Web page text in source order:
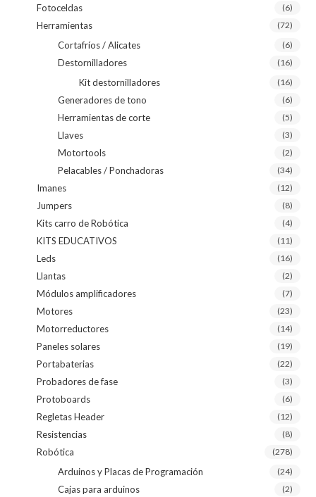
Fotoceldas (6)
Herramientas (72)
Cortafríos / Alicates (6)
Destornilladores (16)
Kit destornilladores (16)
Generadores de tono (6)
Herramientas de corte (5)
Llaves (3)
Motortools (2)
Pelacables / Ponchadoras (34)
Imanes (12)
Jumpers (8)
Kits carro de Robótica (4)
KITS EDUCATIVOS (11)
Leds (16)
Llantas (2)
Módulos amplificadores (7)
Motores (23)
Motorreductores (14)
Paneles solares (19)
Portabaterias (22)
Probadores de fase (3)
Protoboards (6)
Regletas Header (12)
Resistencias (8)
Robótica (278)
Arduinos y Placas de Programación (24)
Cajas para arduinos (2)